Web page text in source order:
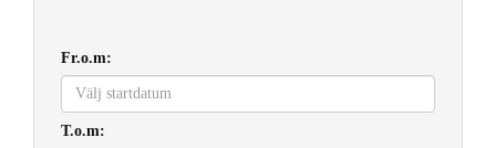
Fr.o.m:
T.o.m: